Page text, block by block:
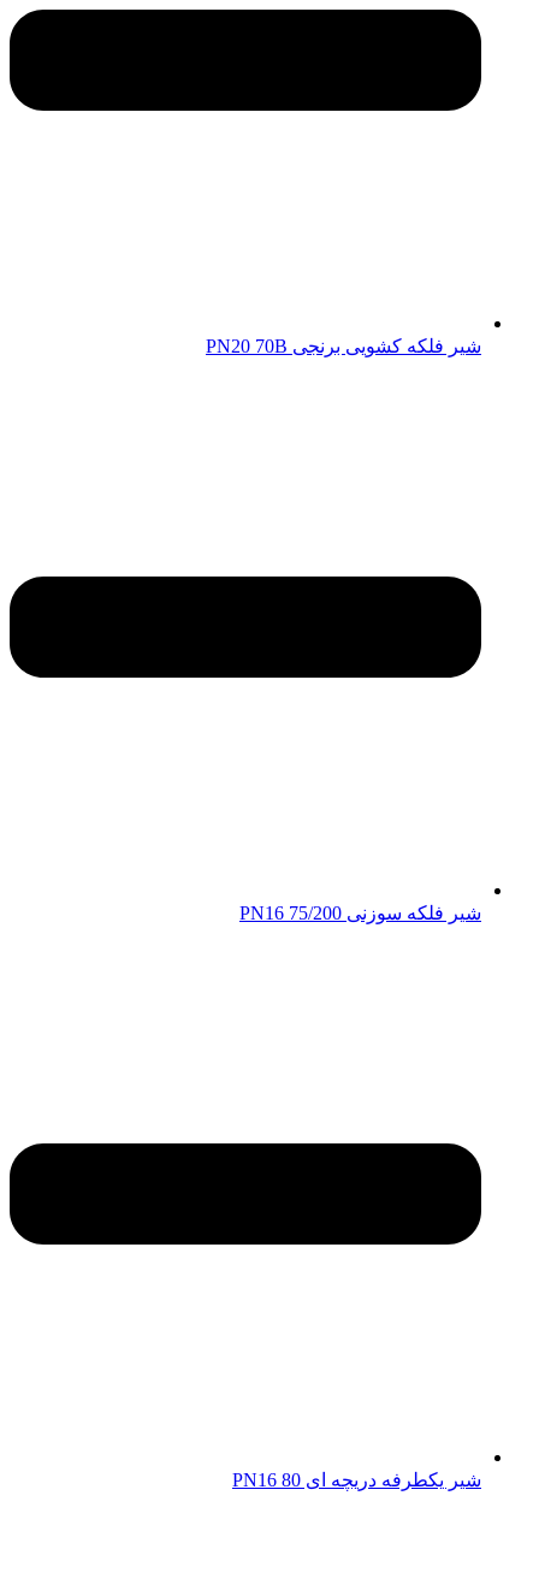
شیر فلکه کشویی برنجی PN20 70B
شیر فلکه سوزنی 75/200 PN16
شیر یکطرفه دریچه ای 80 PN16